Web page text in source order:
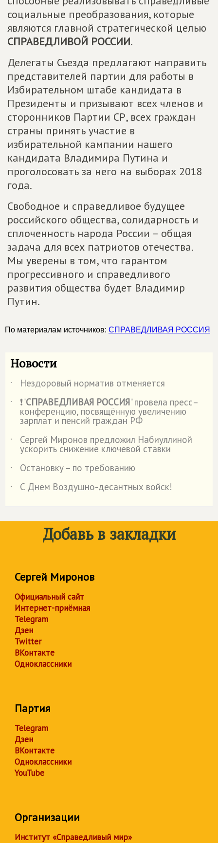
социальные преобразования, которые
являются главной стратегической целью
СПРАВЕДЛИВОЙ РОССИИ.
Делегаты Съезда предлагают направить
представителей партии для работы в
Избирательном штабе кандидата в
Президенты и призывают всех членов и
сторонников Партии СР, всех граждан
страны принять участие в
избирательной кампании нашего
кандидата Владимира Путина и
проголосовать за него на выборах 2018
года.
Свободное и справедливое будущее
российского общества, солидарность и
сплоченность народа России – общая
задача для всех патриотов отечества.
Мы уверены в том, что гарантом
прогрессивного и справедливого
развития общества будет Владимир
Путин.
По материалам источников: СПРАВЕДЛИВАЯ РОССИЯ
Новости
˙
Нездоровый норматив отменяется
˙
❗"СПРАВЕДЛИВАЯ РОССИЯ" провела пресс–
конференцию, посвящённую увеличению
зарплат и пенсий граждан РФ
˙
Сергей Миронов предложил Набиуллиной
ускорить снижение ключевой ставки
˙
Остановку – по требованию
˙
С Днем Воздушно-десантных войск!
Добавь в закладки
Сергей Миронов
Официальный сайт
Интернет-приёмная
Telegram
Дзен
Twitter
ВКонтакте
Одноклассники
Партия
Telegram
Дзен
ВКонтакте
Одноклассники
YouTube
Организации
Институт «Справедливый мир»